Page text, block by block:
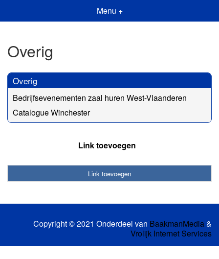
Menu +
Overig
Overig
Bedrijfsevenementen zaal huren West-Vlaanderen
Catalogue Winchester
Link toevoegen
Link toevoegen
Copyright © 2021 Onderdeel van BaakmanMedia&
Vrolijk Internet Services